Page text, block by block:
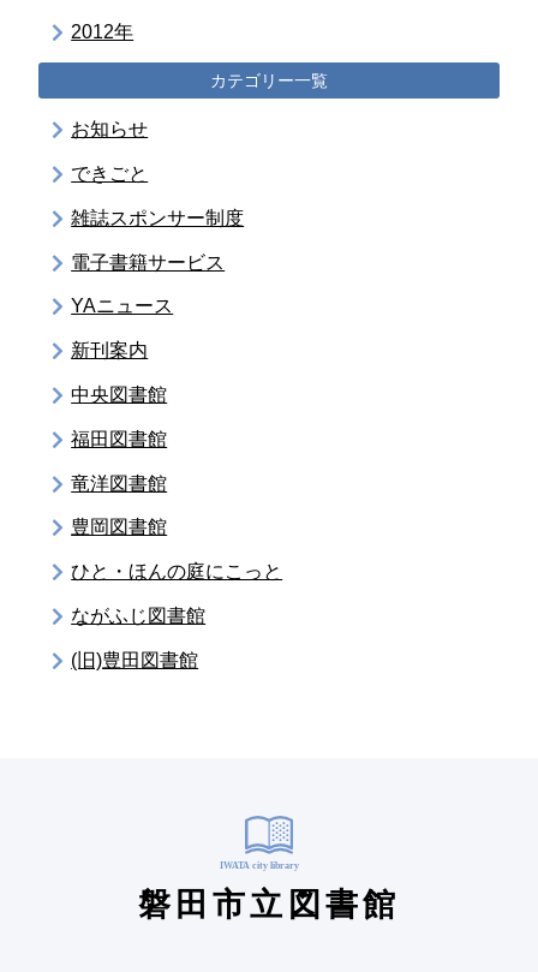
2012年
カテゴリー一覧
お知らせ
できごと
雑誌スポンサー制度
電子書籍サービス
YAニュース
新刊案内
中央図書館
福田図書館
竜洋図書館
豊岡図書館
ひと・ほんの庭にこっと
ながふじ図書館
(旧)豊田図書館
磐田市立図書館